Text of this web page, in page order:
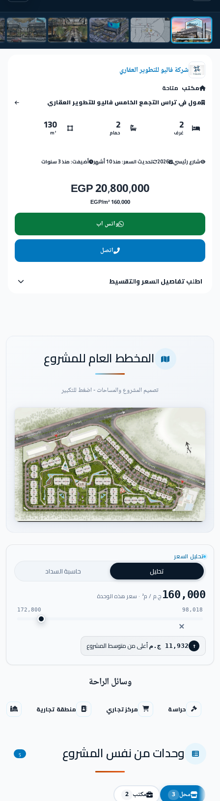
شركة فاليو للتطوير العقاري
مكتب متاحة
مول في تراس التجمع الخامس فاليو للتطوير العقاري
2
غرف
2
حمام
130
m²
شارع رئيسي 2026 تحديث السعر: منذ 10 أشهر أضيفت: منذ 3 سنوات
20,800,000 EGP
160,000 EGP/m²
واتس اب
اتصل
اطلب تفاصيل السعر والتقسيط
المخطط العام للمشروع
تصميم المشروع والمساحات - اضغط للتكبير
تحليل السعر
تحليل حاسبة السداد
160,000ج.م / م² · سعر هذه الوحدة
98,018
172,800
↑ 11,932 ج.م أعلى من متوسط المشروع
وسائل الراحة
حراسة مركز تجاري منطقة تجارية
وحدات من نفس المشروع 5
محل 3 مكتب 2